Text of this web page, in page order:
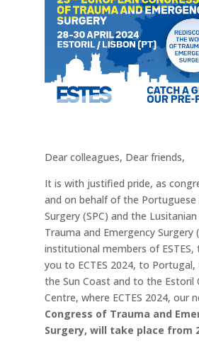
Dear colleagues, Dear friends,
It is with justified pride, as
and on behalf of the
Surgery (SPC) and the
Trauma and Emergency Surgery
institutional members of
you to ECTES 2024, to
the Sun Coast and to the Estoril
Centre, where ECTES 2024, our
Congress of Trauma and
Surgery, will take place from